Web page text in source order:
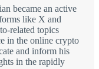
became an active
like X and
related topics
in the online crypto
and inform his
in the rapidly